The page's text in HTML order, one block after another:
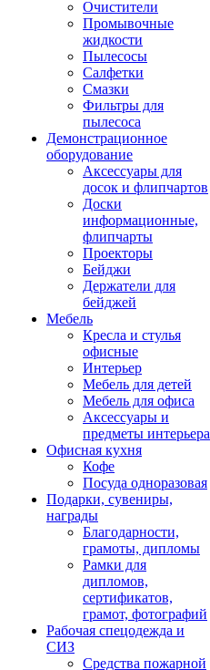
Очистители
Промывочные
жидкости
Пылесосы
Салфетки
Смазки
Фильтры для
пылесоса
Демонстрационное
оборудование
Аксессуары для
досок и флипчартов
Доски
информационные,
флипчарты
Проекторы
Бейджи
Держатели для
бейджей
Мебель
Кресла и стулья
офисные
Интерьер
Мебель для детей
Мебель для офиса
Аксессуары и
предметы интерьера
Офисная кухня
Кофе
Посуда одноразовая
Подарки, сувениры,
награды
Благодарности,
грамоты, дипломы
Рамки для
дипломов,
сертификатов,
грамот, фотографий
Рабочая спецодежда и
СИЗ
Средства пожарной